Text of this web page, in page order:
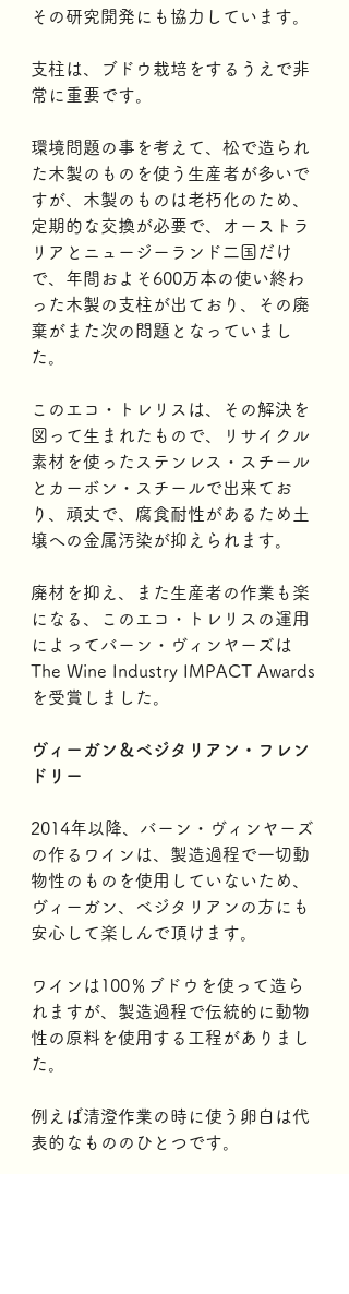
その研究開発にも協力しています。
支柱は、ブドウ栽培をするうえで非
常に重要です。
環境問題の事を考えて、松で造られ
た木製のものを使う生産者が多いで
すが、木製のものは老朽化のため、
定期的な交換が必要で、オーストラ
リアとニュージーランド二国だけ
で、年間およそ600万本の使い終わ
った木製の支柱が出ており、その廃
棄がまた次の問題となっていまし
た。
このエコ・トレリスは、その解決を
図って生まれたもので、リサイクル
素材を使ったステンレス・スチール
とカーボン・スチールで出来てお
り、頑丈で、腐食耐性があるため土
壌への金属汚染が抑えられます。
廃材を抑え、また生産者の作業も楽
になる、このエコ・トレリスの運用
によってバーン・ヴィンヤーズは
The Wine Industry IMPACT Awards
を受賞しました。
ヴィーガン＆ベジタリアン・フレン
ドリー
2014年以降、バーン・ヴィンヤーズ
の作るワインは、製造過程で一切動
物性のものを使用していないため、
ヴィーガン、ベジタリアンの方にも
安心して楽しんで頂けます。
ワインは100％ブドウを使って造ら
れますが、製造過程で伝統的に動物
性の原料を使用する工程がありまし
た。
例えば清澄作業の時に使う卵白は代
表的なもののひとつです。